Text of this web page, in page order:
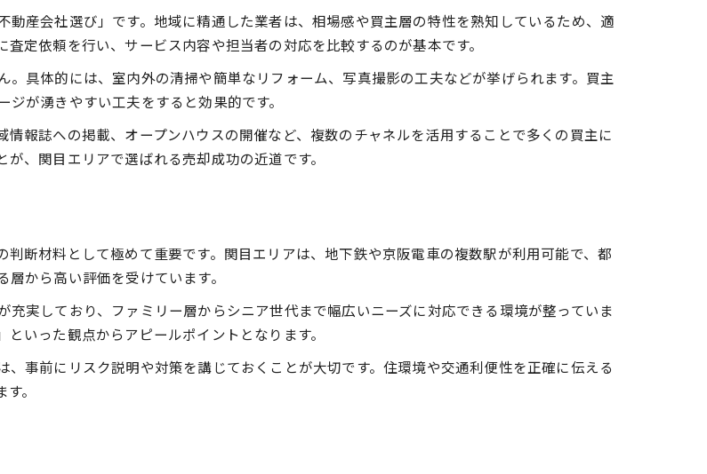
売却戦略で資産価値を最大化する方法
需要に合った不動産売却のポイント集
ー回避で信頼される事業運営法
産売却で避けるべき三大タブーと対策
を得る不動産売却の顧客対応ポイント
ブル回避に役立つ不動産売却の心得
功するための起業と売却の要点
産売却と起業を両立させる成功パターン
エリアで実践したい売却と起業の要点
産売却に強い起業家が押さえる戦略
するための不動産売却活用術総まとめ
経験を起業に活かすための実践知識
産会社選び」です。地域に精通した業者は、相場感や買主層の特性を熟知しているため、適
定依頼を行い、サービス内容や担当者の対応を比較するのが基本です。
具体的には、室内外の清掃や簡単なリフォーム、写真撮影の工夫などが挙げられます。買主
が湧きやすい工夫をすると効果的です。
報誌への掲載、オープンハウスの開催など、複数のチャネルを活用することで多くの買主に
、関目エリアで選ばれる売却成功の近道です。
断材料として極めて重要です。関目エリアは、地下鉄や京阪電車の複数駅が利用可能で、都
から高い評価を受けています。
実しており、ファミリー層からシニア世代まで幅広いニーズに対応できる環境が整っていま
いった観点からアピールポイントとなります。
事前にリスク説明や対策を講じておくことが大切です。住環境や交通利便性を正確に伝える
。